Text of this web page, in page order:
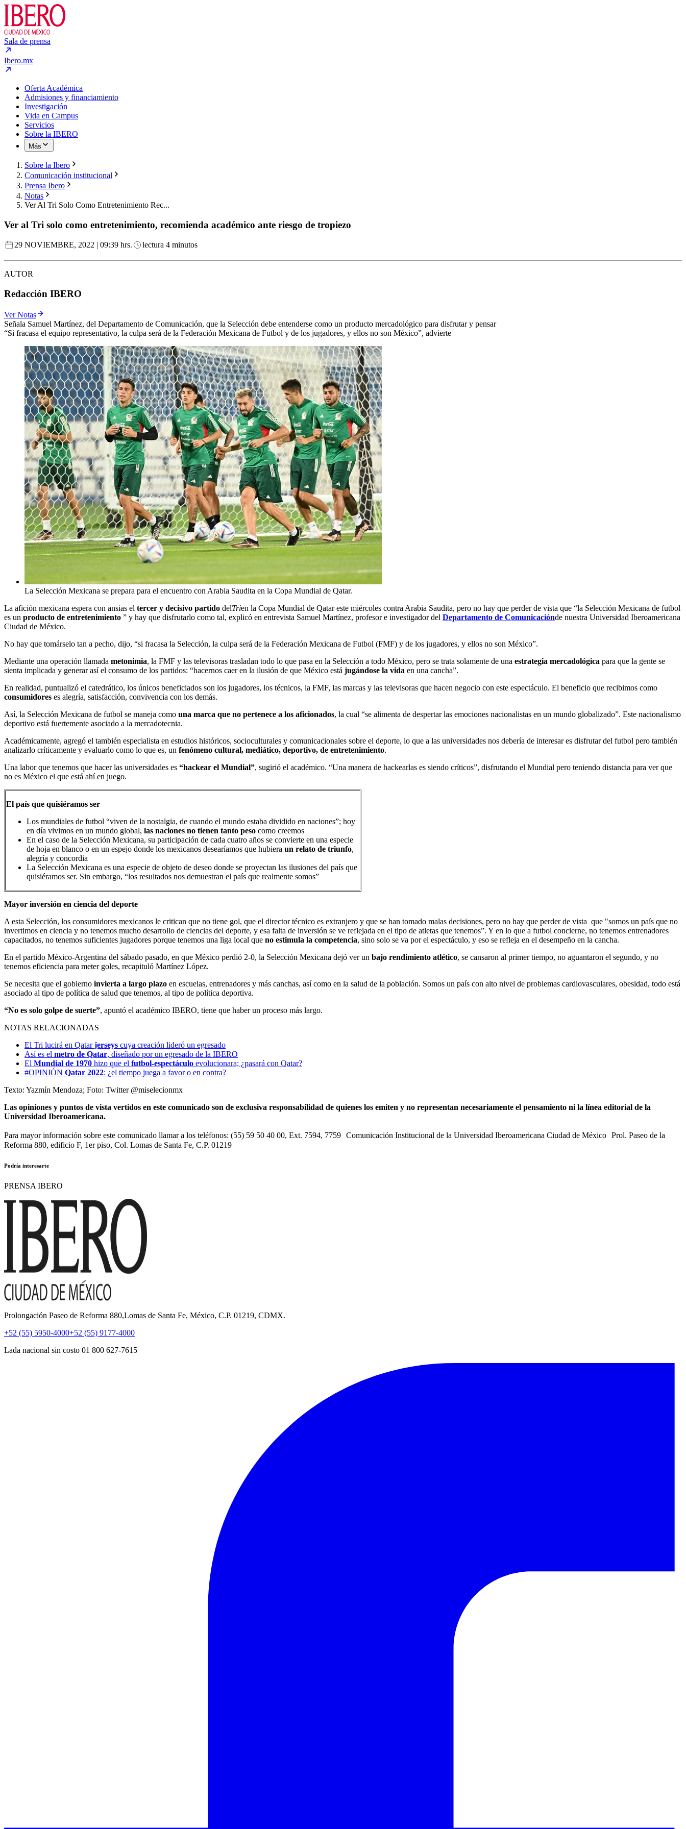
Sala de prensa
Ibero.mx
Oferta Académica
Admisiones y financiamiento
Investigación
Vida en Campus
Servicios
Sobre la IBERO
Más
Sobre la Ibero
Comunicación institucional
Prensa Ibero
Notas
Ver Al Tri Solo Como Entretenimiento Rec...
Ver al Tri solo como entretenimiento, recomienda académico ante riesgo de tropiezo
29 NOVIEMBRE, 2022 | 09:39 hrs. lectura 4 minutos
AUTOR
Redacción IBERO
Ver Notas
Señala Samuel Martínez, del Departamento de Comunicación, que la Selección debe entenderse como un producto mercadológico para disfrutar y pensar
“Si fracasa el equipo representativo, la culpa será de la Federación Mexicana de Futbol y de los jugadores, y ellos no son México”, advierte
La Selección Mexicana se prepara para el encuentro con Arabia Saudita en la Copa Mundial de Qatar.
La afición mexicana espera con ansias el tercer y decisivo partido delTrien la Copa Mundial de Qatar este miércoles contra Arabia Saudita, pero no hay que perder de vista que “la Selección Mexicana de futbol
es un producto de entretenimiento ” y hay que disfrutarlo como tal, explicó en entrevista Samuel Martínez, profesor e investigador del Departamento de Comunicaciónde nuestra Universidad Iberoamericana
Ciudad de México.
No hay que tomárselo tan a pecho, dijo, “si fracasa la Selección, la culpa será de la Federación Mexicana de Futbol (FMF) y de los jugadores, y ellos no son México”.
Mediante una operación llamada metonimia, la FMF y las televisoras trasladan todo lo que pasa en la Selección a todo México, pero se trata solamente de una estrategia mercadológica para que la gente se
sienta implicada y generar así el consumo de los partidos: “hacernos caer en la ilusión de que México está jugándose la vida en una cancha”.
En realidad, puntualizó el catedrático, los únicos beneficiados son los jugadores, los técnicos, la FMF, las marcas y las televisoras que hacen negocio con este espectáculo. El beneficio que recibimos como
consumidores es alegría, satisfacción, convivencia con los demás.
Así, la Selección Mexicana de futbol se maneja como una marca que no pertenece a los aficionados, la cual “se alimenta de despertar las emociones nacionalistas en un mundo globalizado”. Este nacionalismo
deportivo está fuertemente asociado a la mercadotecnia.
Académicamente, agregó el también especialista en estudios históricos, socioculturales y comunicacionales sobre el deporte, lo que a las universidades nos debería de interesar es disfrutar del futbol pero también
analizarlo críticamente y evaluarlo como lo que es, un fenómeno cultural, mediático, deportivo, de entretenimiento.
Una labor que tenemos que hacer las universidades es “hackear el Mundial”, sugirió el académico. “Una manera de hackearlas es siendo críticos”, disfrutando el Mundial pero teniendo distancia para ver que
no es México el que está ahí en juego.
El país que quisiéramos ser
Los mundiales de futbol “viven de la nostalgia, de cuando el mundo estaba dividido en naciones”; hoy
en día vivimos en un mundo global, las naciones no tienen tanto peso como creemos
En el caso de la Selección Mexicana, su participación de cada cuatro años se convierte en una especie
de hoja en blanco o en un espejo donde los mexicanos desearíamos que hubiera un relato de triunfo,
alegría y concordia
La Selección Mexicana es una especie de objeto de deseo donde se proyectan las ilusiones del país que
quisiéramos ser. Sin embargo, “los resultados nos demuestran el país que realmente somos”
Mayor inversión en ciencia del deporte
A esta Selección, los consumidores mexicanos le critican que no tiene gol, que el director técnico es extranjero y que se han tomado malas decisiones, pero no hay que perder de vista que "somos un país que no
invertimos en ciencia y no tenemos mucho desarrollo de ciencias del deporte, y esa falta de inversión se ve reflejada en el tipo de atletas que tenemos”. Y en lo que a futbol concierne, no tenemos entrenadores
capacitados, no tenemos suficientes jugadores porque tenemos una liga local que no estimula la competencia, sino solo se va por el espectáculo, y eso se refleja en el desempeño en la cancha.
En el partido México-Argentina del sábado pasado, en que México perdió 2-0, la Selección Mexicana dejó ver un bajo rendimiento atlético, se cansaron al primer tiempo, no aguantaron el segundo, y no
tenemos eficiencia para meter goles, recapituló Martínez López.
Se necesita que el gobierno invierta a largo plazo en escuelas, entrenadores y más canchas, así como en la salud de la población. Somos un país con alto nivel de problemas cardiovasculares, obesidad, todo está
asociado al tipo de política de salud que tenemos, al tipo de política deportiva.
“No es solo golpe de suerte”, apuntó el académico IBERO, tiene que haber un proceso más largo.
NOTAS RELACIONADAS
El Tri lucirá en Qatarjerseys cuya creación lideró un egresado
Así es el metro de Qatar, diseñado por un egresado de la IBERO
El Mundial de 1970 hizo que el futbol-espectáculo evolucionara; ¿pasará con Qatar?
#OPINIÓN Qatar 2022: ¿el tiempo juega a favor o en contra?
Texto: Yazmín Mendoza; Foto: Twitter @miselecionmx
Las opiniones y puntos de vista vertidos en este comunicado son de exclusiva responsabilidad de quienes los emiten y no representan necesariamente el pensamiento ni la línea editorial de la
Universidad Iberoamericana.
Para mayor información sobre este comunicado llamar a los teléfonos: (55) 59 50 40 00, Ext. 7594, 7759 Comunicación Institucional de la Universidad Iberoamericana Ciudad de México Prol. Paseo de la
Reforma 880, edificio F, 1er piso, Col. Lomas de Santa Fe, C.P. 01219
Podría interesarte
PRENSA IBERO
Prolongación Paseo de Reforma 880,Lomas de Santa Fe, México, C.P. 01219, CDMX.
+52 (55) 5950-4000+52 (55) 9177-4000
Lada nacional sin costo 01 800 627-7615